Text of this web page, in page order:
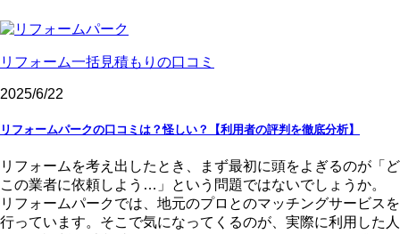
リフォーム一括見積もりの口コミ
2025/6/22
リフォームパークの口コミは？怪しい？【利用者の評判を徹底分析】
リフォームを考え出したとき、まず最初に頭をよぎるのが「ど
この業者に依頼しよう…」という問題ではないでしょうか。
リフォームパークでは、地元のプロとのマッチングサービスを
行っています。そこで気になってくるのが、実際に利用した人